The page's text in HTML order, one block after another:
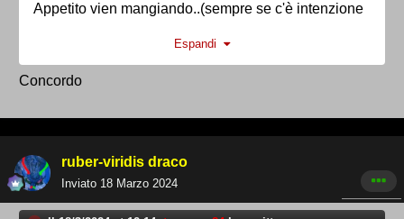
Appetito vien mangiando..(sempre se c'è intenzione
Espandi
Concordo
ruber-viridis draco
Inviato 18 Marzo 2024